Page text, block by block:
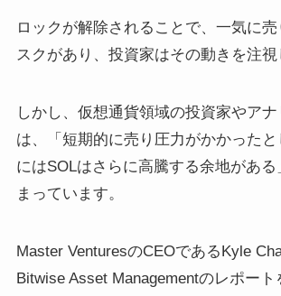
ロックが解除されることで、一気に売
スクがあり、投資家はその動きを注視
しかし、仮想通貨領域の投資家やア
は、「短期的に売り圧力がかかった
にはSOLはさらに高騰する余地があ
まっています。
Master VenturesのCEOであるKyle
Bitwise Asset Managementのレポート